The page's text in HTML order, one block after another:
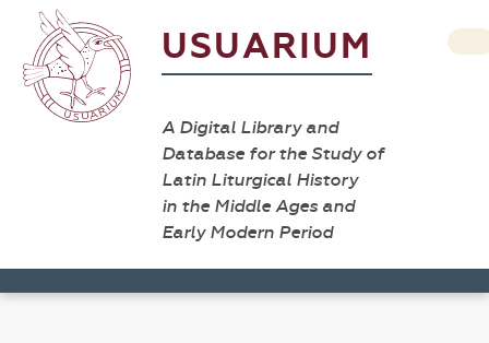
USUARIUM
A Digital Library and
Database for the Study of
Latin Liturgical History
in the Middle Ages and
Early Modern Period